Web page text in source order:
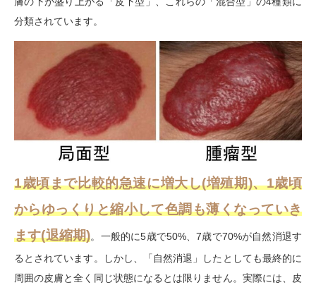
分類されています。
1歳頃まで比較的急速に増大し(増殖期)、1歳頃
からゆっくりと縮小して色調も薄くなっていき
ます(退縮期)。一般的に5歳で50%、7歳で70%が自然消退す
るとされています。しかし、「自然消退」したとしても最終的に
周囲の皮膚と全く同じ状態になるとは限りません。実際には、皮